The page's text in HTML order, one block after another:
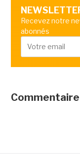
Recevez notre
abonnés
Commentaire